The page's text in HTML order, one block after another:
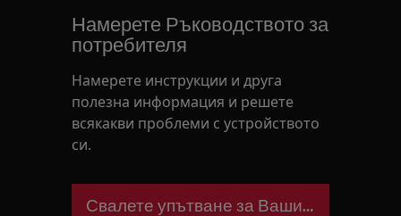
Намерете Ръководството за
потребителя
Намерете инструкции и друга
полезна информация и решете
всякакви проблеми с устройството
си.
Свалете упътване за Вашия уред